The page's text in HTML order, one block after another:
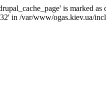
is marked
in /var/www/ogas.kiev.ua/